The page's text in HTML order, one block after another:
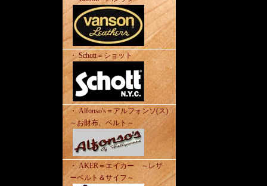
・ Schott＝ショット
・ Alfonso's＝アルフォンソ(ス)
～お財布、ベルト～
・ AKER＝エイカー ～レザ
ーベルト＆サイフ～